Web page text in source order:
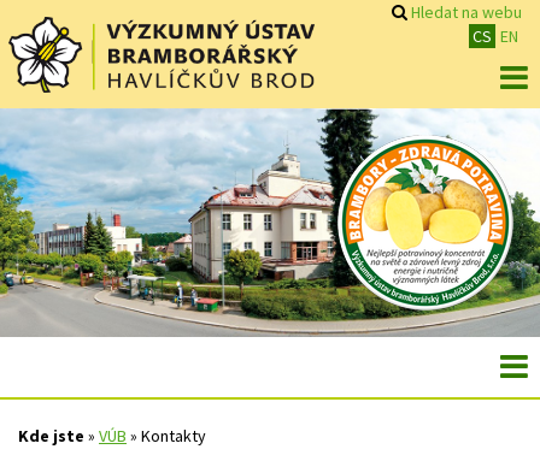
Hledat na webu
CS EN
Kde jste » VÚB » Kontakty